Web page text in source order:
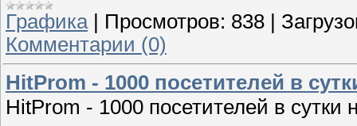
Графика| Просмотров: 838
Комментарии (0)
HitProm - 1000 посетителей в
HitProm - 1000 посетителей в сутки